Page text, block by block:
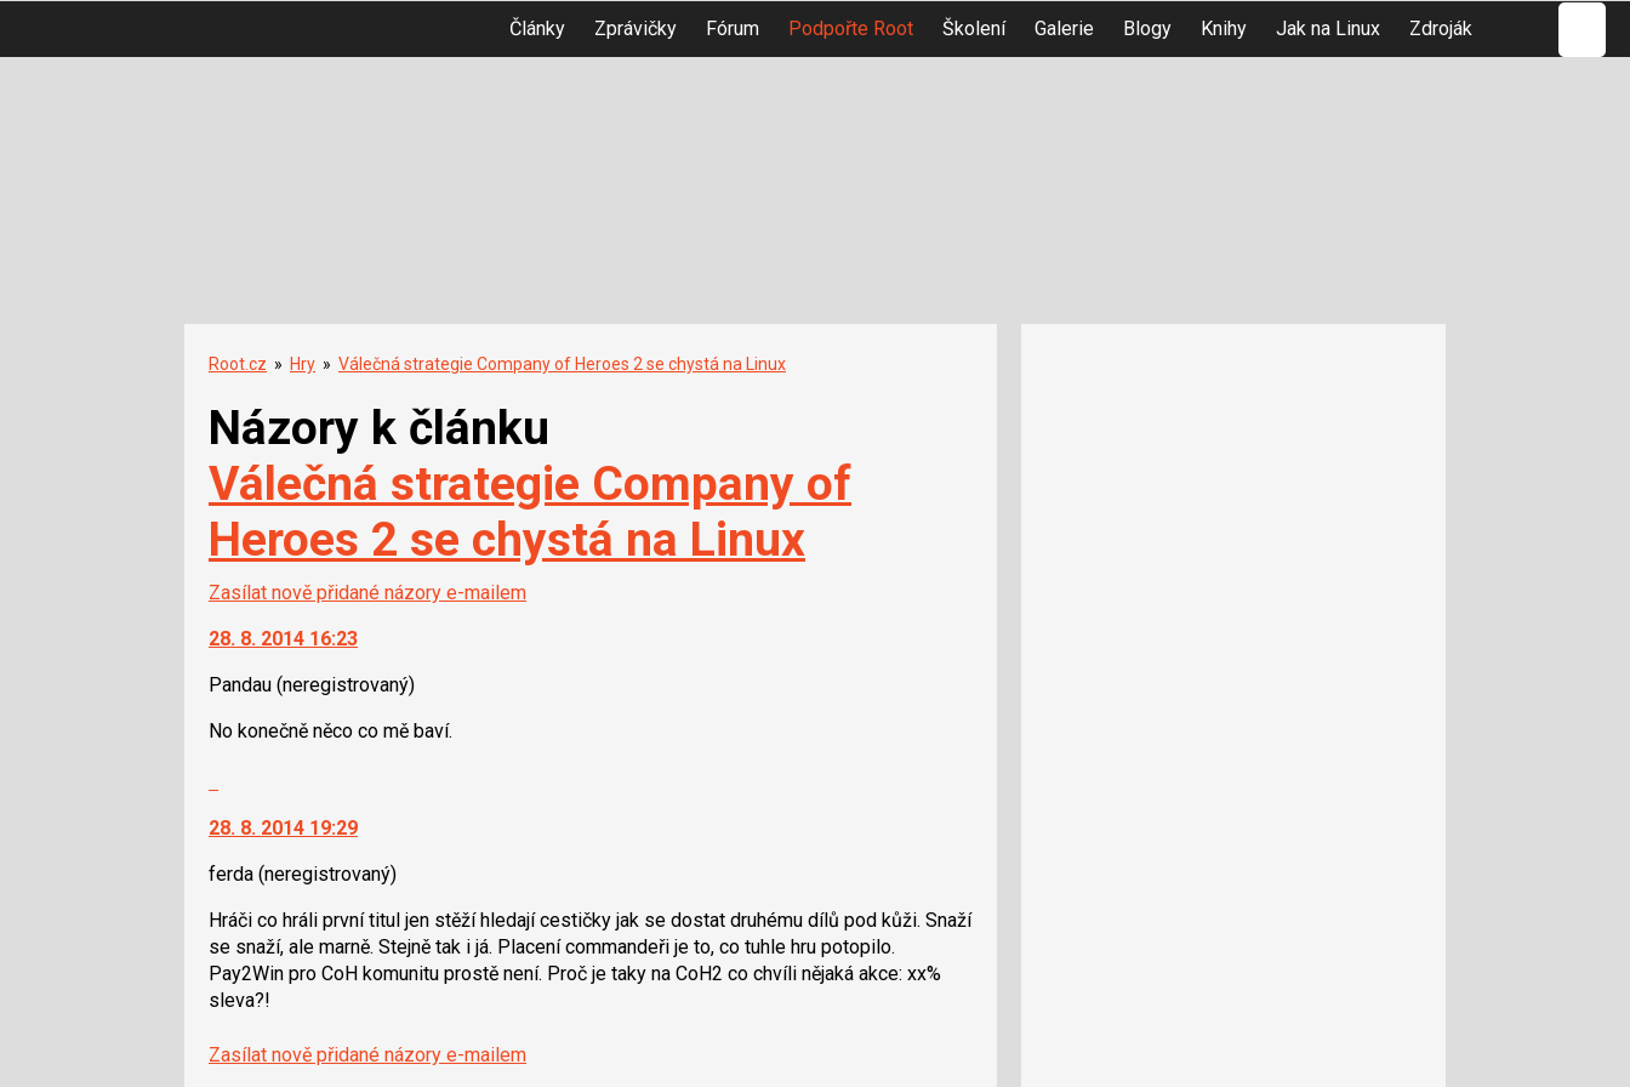
Články Zprávičky Fórum Podpořte Root Školení Galerie Blogy Knihy Jak na Linux Zdroják
Root.cz » Hry » Válečná strategie Company of Heroes 2 se chystá na Linux
Názory k článku
Válečná strategie Company of
Heroes 2 se chystá na Linux
Zasílat nově přidané názory e-mailem
28. 8. 2014 16:23
Pandau (neregistrovaný)
No konečně něco co mě baví.
další
názor.
K
navigaci
lze
použít
klávesy
N
28. 8. 2014 19:29
ferda (neregistrovaný)
Hráči co hráli první titul jen stěží hledají cestičky jak se dostat druhému dílů pod kůži. Snaží
se snaží, ale marně. Stejně tak i já. Placení commandeři je to, co tuhle hru potopilo.
Pay2Win pro CoH komunitu prostě není. Proč je taky na CoH2 co chvíli nějaká akce: xx%
sleva?!
Zasílat nově přidané názory e-mailem